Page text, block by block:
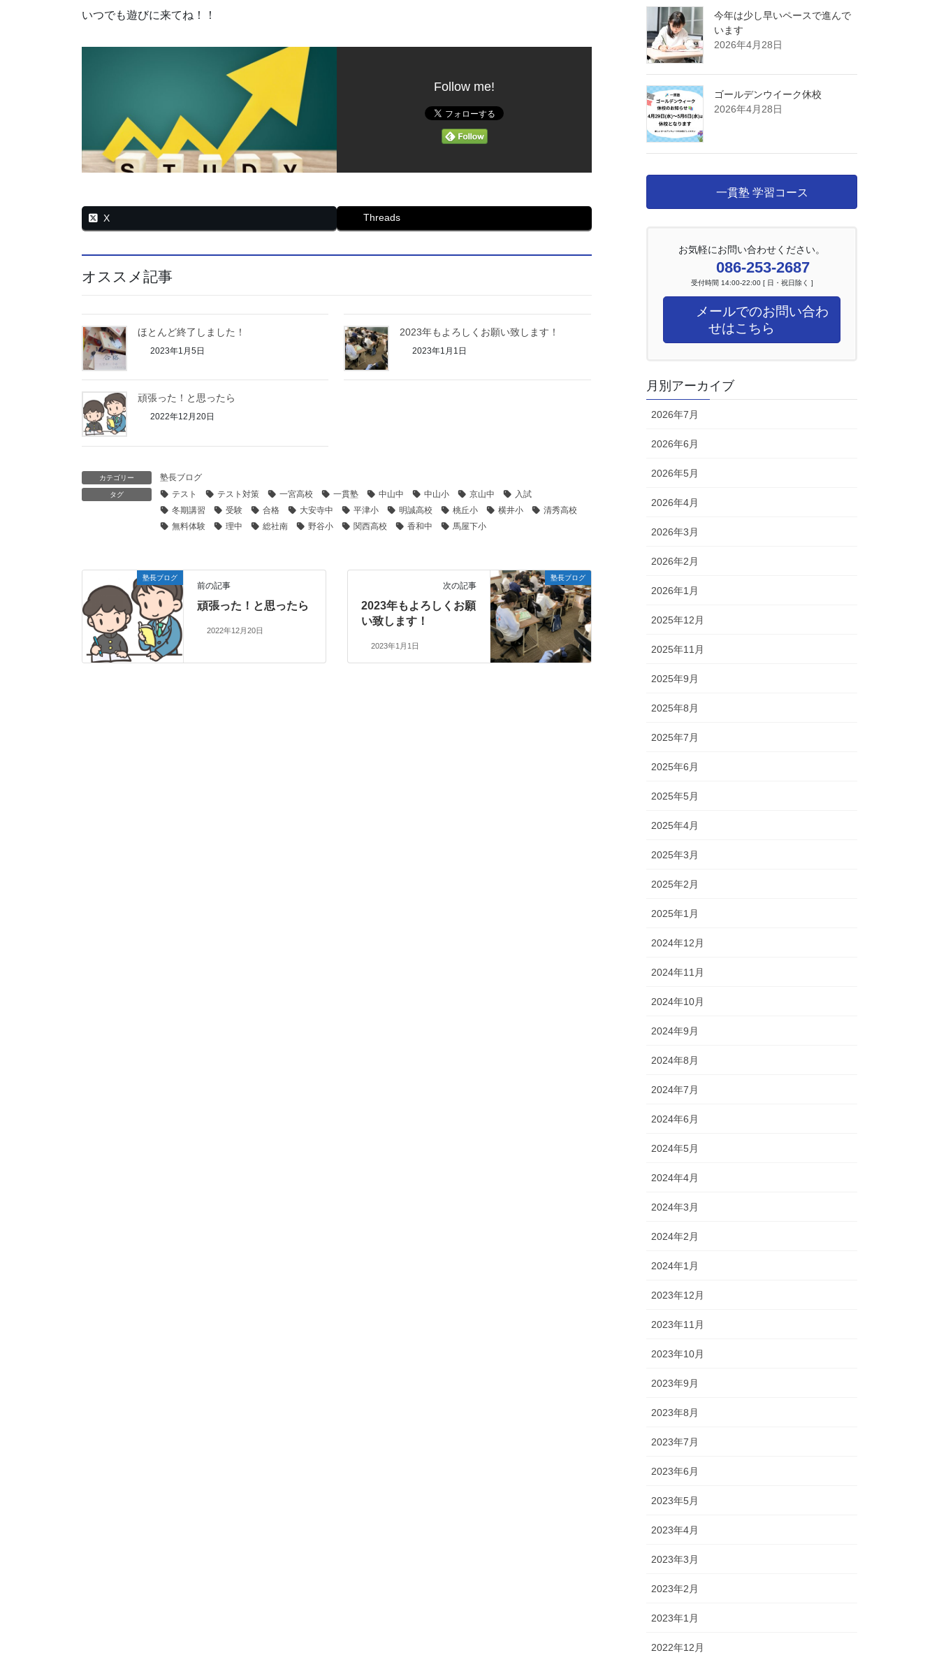
いつでも遊びに来てね！！
Follow me!
X Threads
オススメ記事
ほとんど終了しました！
2023年1月5日
2023年もよろしくお願い致します！
2023年1月1日
頑張った！と思ったら
2022年12月20日
カテゴリー 塾長ブログ
タグ テスト テスト対策 一宮高校 一貫塾 中山中 中山小 京山中
入試
冬期講習
受験 合格 大安寺中 平津小 明誠高校 桃丘小 横井小
清秀高校
無料体験
理中 総社南 野谷小 関西高校 香和中 馬屋下小
塾長ブログ
前の記事
頑張った！と思ったら
2022年12月20日
塾長ブログ
次の記事
2023年もよろしくお願
い致します！
2023年1月1日
今年は少し早いペースで進んで
います
2026年4月28日
ゴールデンウイーク休校
2026年4月28日
一貫塾 学習コース
お気軽にお問い合わせください。
086-253-2687
受付時間 14:00-22:00 [ 日・祝日除く ]
メールでのお問い合わ
せはこちら
月別アーカイブ
2026年7月
2026年6月
2026年5月
2026年4月
2026年3月
2026年2月
2026年1月
2025年12月
2025年11月
2025年9月
2025年8月
2025年7月
2025年6月
2025年5月
2025年4月
2025年3月
2025年2月
2025年1月
2024年12月
2024年11月
2024年10月
2024年9月
2024年8月
2024年7月
2024年6月
2024年5月
2024年4月
2024年3月
2024年2月
2024年1月
2023年12月
2023年11月
2023年10月
2023年9月
2023年8月
2023年7月
2023年6月
2023年5月
2023年4月
2023年3月
2023年2月
2023年1月
2022年12月